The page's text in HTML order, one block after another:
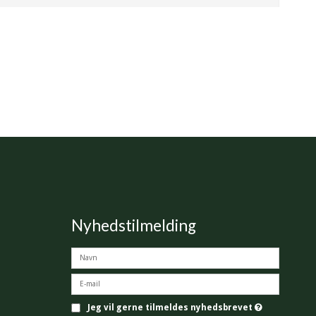
Nyhedstilmelding
Jeg vil gerne tilmeldes nyhedsbrevet